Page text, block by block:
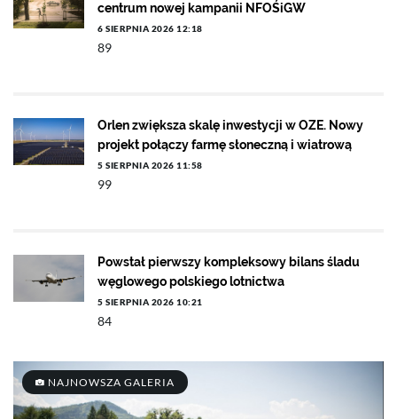
centrum nowej kampanii NFOŚiGW
6 SIERPNIA 2026 12:18
89
Orlen zwiększa skalę inwestycji w OZE. Nowy
projekt połączy farmę słoneczną i wiatrową
5 SIERPNIA 2026 11:58
99
Powstał pierwszy kompleksowy bilans śladu
węglowego polskiego lotnictwa
5 SIERPNIA 2026 10:21
84
NAJNOWSZA GALERIA